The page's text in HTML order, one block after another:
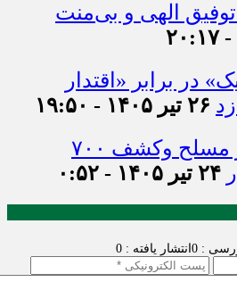
الهی و بی‌منت
در برابر «اقتدار
۲۶ تیر ۱۴۰۵ - ۱۹:۵۰
هلاکت چهار شرور مسلح وکشف ۷۰۰
۲۴ تیر ۱۴۰۵ - ۰:۵۲
: 0 انتشار یافته : 0